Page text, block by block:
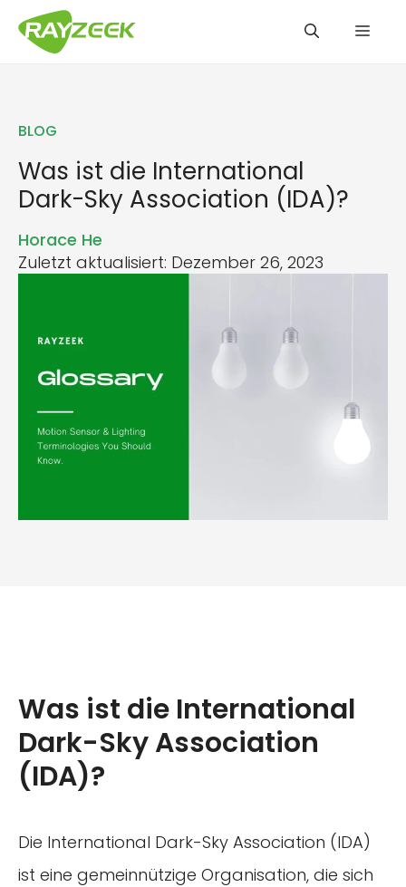
Inhalt
BLOG
Was ist die International
Dark-Sky Association (IDA)?
Horace He
Zuletzt aktualisiert: Dezember 26, 2023
Was ist die International
Dark-Sky Association
(IDA)?
Die International Dark-Sky Association (IDA)
ist eine gemeinnützige Organisation, die sich